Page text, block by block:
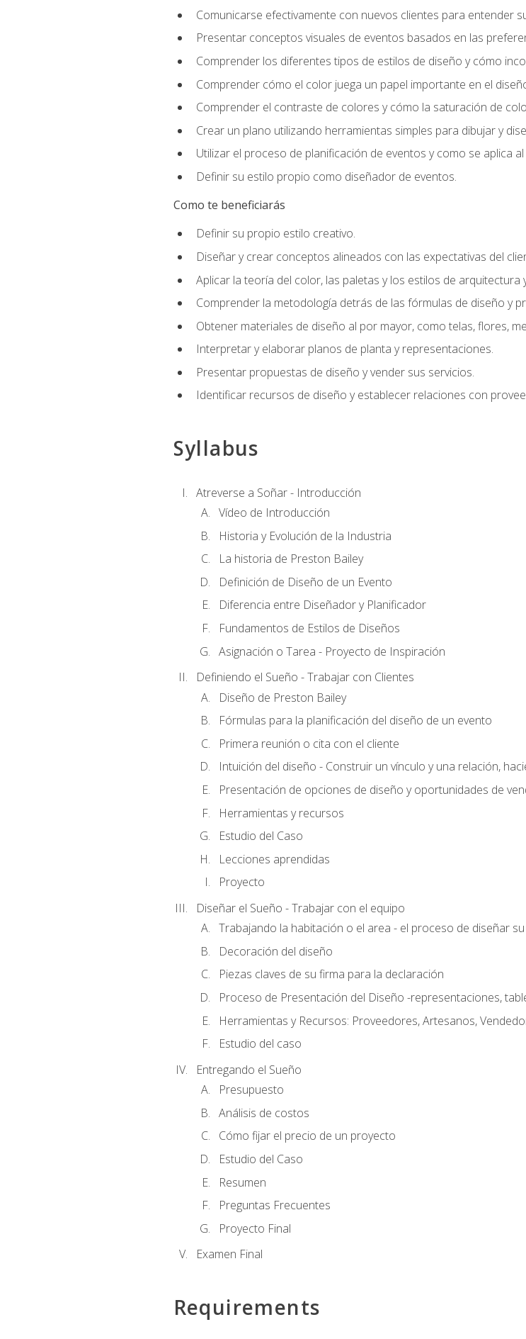
Comunicarse efectivamente con nuevos clientes para entender
Presentar conceptos visuales de eventos basados en las
Comprender los diferentes tipos de estilos de diseño y cómo
Comprender cómo el color juega un papel importante en el
Comprender el contraste de colores y cómo la saturación de
Crear un plano utilizando herramientas simples para dibujar y
Utilizar el proceso de planificación de eventos y como se aplica
Definir su estilo propio como diseñador de eventos.
Como te beneficiarás
Definir su propio estilo creativo.
Diseñar y crear conceptos alineados con las expectativas del
Aplicar la teoría del color, las paletas y los estilos de arquitectura
Comprender la metodología detrás de las fórmulas de diseño y
Obtener materiales de diseño al por mayor, como telas, flores,
Interpretar y elaborar planos de planta y representaciones.
Presentar propuestas de diseño y vender sus servicios.
Identificar recursos de diseño y establecer relaciones con
Syllabus
Atreverse a Soñar - Introducción
Vídeo de Introducción
Historia y Evolución de la Industria
La historia de Preston Bailey
Definición de Diseño de un Evento
Diferencia entre Diseñador y Planificador
Fundamentos de Estilos de Diseños
Asignación o Tarea - Proyecto de Inspiración
Definiendo el Sueño - Trabajar con Clientes
Diseño de Preston Bailey
Fórmulas para la planificación del diseño de un evento
Primera reunión o cita con el cliente
Intuición del diseño - Construir un vínculo y una relación,
Presentación de opciones de diseño y oportunidades de
Herramientas y recursos
Estudio del Caso
Lecciones aprendidas
Proyecto
Diseñar el Sueño - Trabajar con el equipo
Trabajando la habitación o el area - el proceso de diseñar
Decoración del diseño
Piezas claves de su firma para la declaración
Proceso de Presentación del Diseño -representaciones,
Herramientas y Recursos: Proveedores, Artesanos,
Estudio del caso
Entregando el Sueño
Presupuesto
Análisis de costos
Cómo fijar el precio de un proyecto
Estudio del Caso
Resumen
Preguntas Frecuentes
Proyecto Final
Examen Final
Requirements